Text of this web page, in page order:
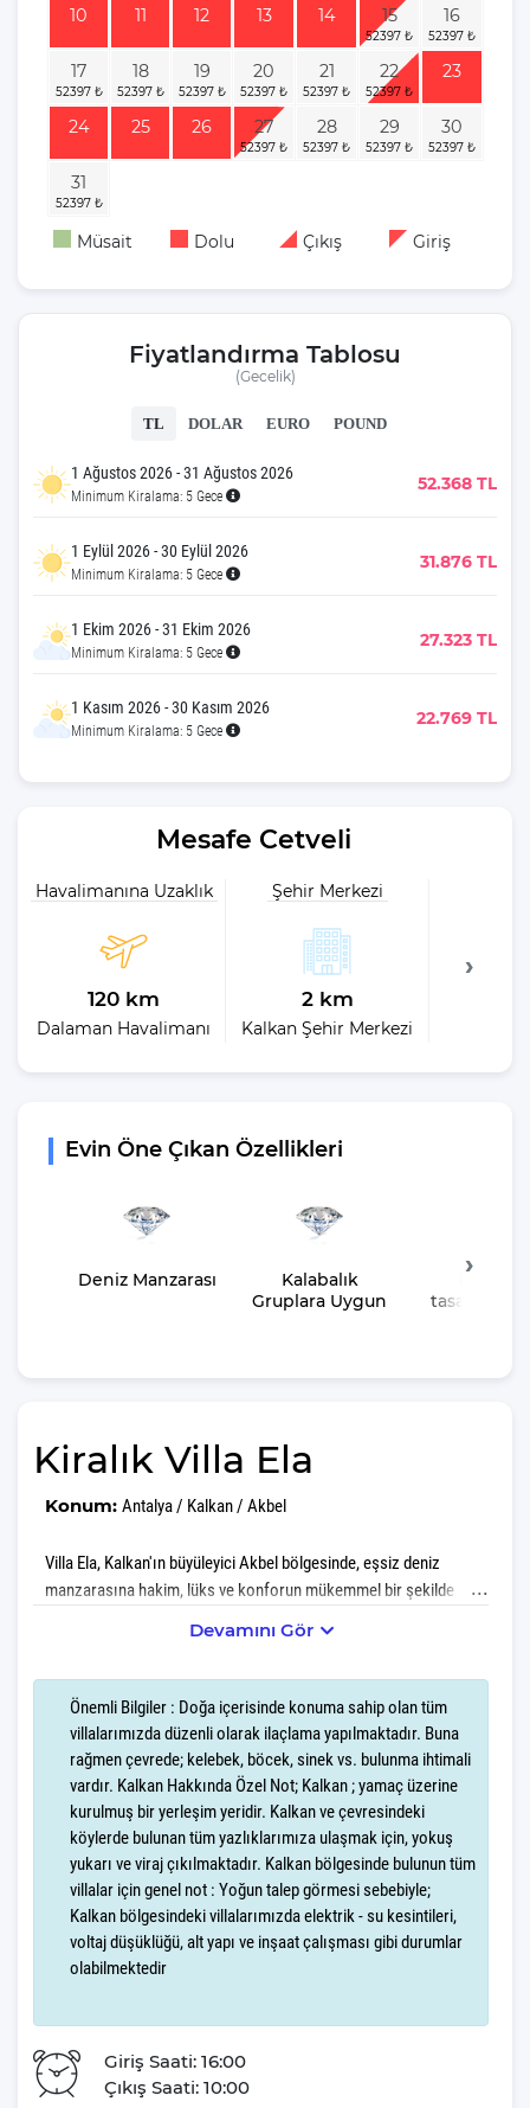
10 11 12 13 14 15 16
17 18 19 20 21 22 23
24 25 26 27 28 29 30
31
Müsait Dolu Çıkış Giriş
Fiyatlandırma Tablosu
(Gecelik)
TL DOLAR EURO POUND
1 Ağustos 2026 - 31 Ağustos 2026
Minimum Kiralama: 5 Gece
52.368 TL
1 Eylül 2026 - 30 Eylül 2026
Minimum Kiralama: 5 Gece
31.876 TL
1 Ekim 2026 - 31 Ekim 2026
Minimum Kiralama: 5 Gece
27.323 TL
1 Kasım 2026 - 30 Kasım 2026
Minimum Kiralama: 5 Gece
22.769 TL
Mesafe Cetveli
Havalimanına Uzaklık
120 km
Dalaman Havalimanı
Şehir Merkezi
2 km
Kalkan Şehir Merkezi
Evin Öne Çıkan Özellikleri
Deniz Manzarası
Kalabalık
Gruplara Uygun
tasarıma
Kiralık Villa Ela
Konum: Antalya / Kalkan / Akbel
Villa Ela, Kalkan'ın büyüleyici Akbel bölgesinde, eşsiz deniz
manzarasına hakim, lüks ve konforun mükemmel bir şekilde
konaklama kapasitesi sunmaktadır. Villa, Kalkan Şehir
Merkezi'ne 2 kilometre, en yakın plaja ise sadece 2 kilometre
uzaklıkta bulunuyor, böylece misafirlerine hem merkezi bir
konum hem de doğanın içinde bir huzur kaçamağı sunuyor.
Villanın altı yatak odası, sekiz yatak ve altı banyosu, her biri özel
banyolu ve çoğu jakuzili, zevkli bir şekilde döşenmiştir. İki adet
yatak odasında bulunan jakuziler, tatilinize lüks ve romantizm
katarken, geniş ve tam donanımlı modern mutfak, yemek
hazırlama sürecini bir zevke dönüştürür. Ayrıca, villa içerisindeki
geniş salon alanı, rahat oturma grupları ve zarif dekorasyonuyla,
sağlar.
Villa Ela'nın dış mekanları, Kalkan’ın muhteşem deniz
Devamını Gör
Önemli Bilgiler : Doğa içerisinde konuma sahip olan tüm
villalarımızda düzenli olarak ilaçlama yapılmaktadır. Buna
rağmen çevrede; kelebek, böcek, sinek vs. bulunma ihtimali
vardır. Kalkan Hakkında Özel Not; Kalkan ; yamaç üzerine
kurulmuş bir yerleşim yeridir. Kalkan ve çevresindeki
köylerde bulunan tüm yazlıklarımıza ulaşmak için, yokuş
yukarı ve viraj çıkılmaktadır. Kalkan bölgesinde bulunun tüm
villalar için genel not : Yoğun talep görmesi sebebiyle;
Kalkan bölgesindeki villalarımızda elektrik - su kesintileri,
voltaj düşüklüğü, alt yapı ve inşaat çalışması gibi durumlar
olabilmektedir
Giriş Saati: 16:00
Çıkış Saati: 10:00